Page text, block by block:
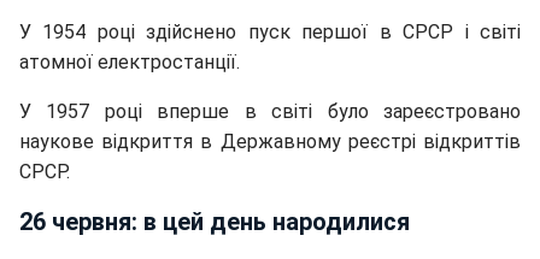
У 1954 році здійснено пуск першої в СРСР і світі
атомної електростанції.
У 1957 році вперше в світі було зареєстровано
наукове відкриття в Державному реєстрі відкриттів
СРСР.
26 червня: в цей день народилися